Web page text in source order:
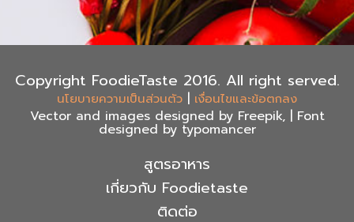
Copyright FoodieTaste 2016. All right served.
นโยบายความเป็นส่วนตัว | เงื่อนไขและข้อตกลง
Vector and images designed by Freepik, | Font
designed by typomancer
สูตรอาหาร
เกี่ยวกับ Foodietaste
ติดต่อ